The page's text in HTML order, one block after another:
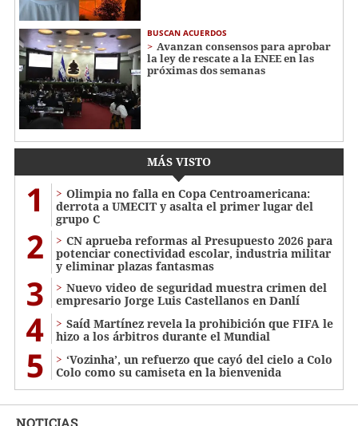
BUSCAN ACUERDOS
Avanzan consensos para aprobar
la ley de rescate a la ENEE en las
próximas dos semanas
MÁS VISTO
1
Olimpia no falla en Copa Centroamericana:
derrota a UMECIT y asalta el primer lugar del
grupo C
2
CN aprueba reformas al Presupuesto 2026 para
potenciar conectividad escolar, industria militar
y eliminar plazas fantasmas
3
Nuevo video de seguridad muestra crimen del
empresario Jorge Luis Castellanos en Danlí
4
Saíd Martínez revela la prohibición que FIFA le
hizo a los árbitros durante el Mundial
5
‘Vozinha’, un refuerzo que cayó del cielo a Colo
Colo como su camiseta en la bienvenida